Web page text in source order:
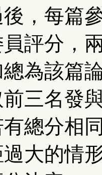
，每篇
評分，
總為該篇
三名發
總分相
過大的情